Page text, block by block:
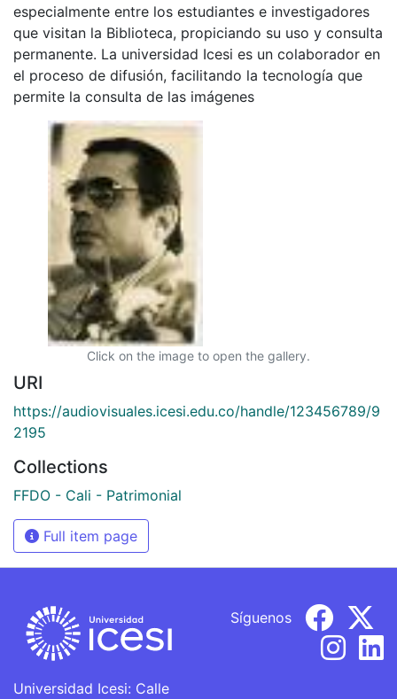
especialmente entre los estudiantes e investigadores
que visitan la Biblioteca, propiciando su uso y consulta
permanente. La universidad Icesi es un colaborador en
el proceso de difusión, facilitando la tecnología que
permite la consulta de las imágenes
Click on the image to open the gallery.
URI
https://audiovisuales.icesi.edu.co/handle/123456789/9
2195
Collections
FFDO - Cali - Patrimonial
Full item page
Universidad Icesi: Calle
Síguenos